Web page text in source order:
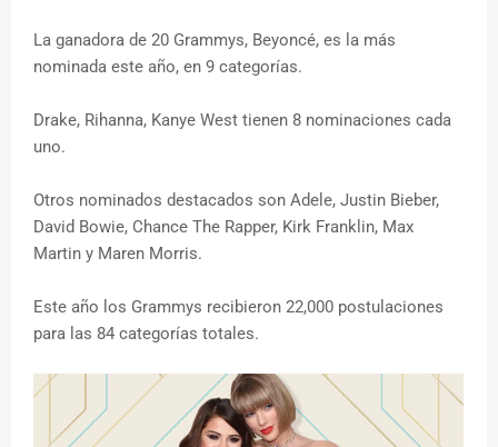
La ganadora de 20 Grammys, Beyoncé, es la más
nominada este año, en 9 categorías.
Drake, Rihanna, Kanye West tienen 8 nominaciones cada
uno.
Otros nominados destacados son Adele, Justin Bieber,
David Bowie, Chance The Rapper, Kirk Franklin, Max
Martin y Maren Morris.
Este año los Grammys recibieron 22,000 postulaciones
para las 84 categorías totales.